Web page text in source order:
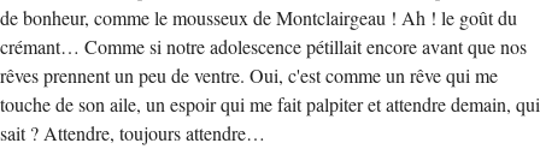
de bonheur, comme le mousseux de Montclairgeau ! Ah ! le goût du
crémant… Comme si notre adolescence pétillait encore avant que nos
rêves prennent un peu de ventre. Oui, c'est comme un rêve qui me
touche de son aile, un espoir qui me fait palpiter et attendre demain, qui
sait ? Attendre, toujours attendre…